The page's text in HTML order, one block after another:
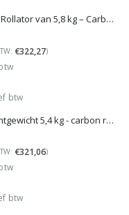
Homecare lichtgewicht Rollator van 5,8 kg – Carbon rollator tot 150 kg draaggewicht – Dubbel opvouwbaar en inclusief reistas - Rood
€322,27)
btw
Homecare premium lichtgewicht 5,4 kg - carbon rollator - 150 kg draaggewicht - Opvouwbaar - Groen - incl stokhouder
€321,06)
btw